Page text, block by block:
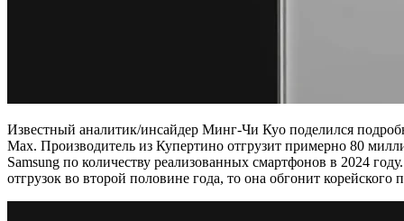
Известный аналитик/инсайдер Минг-Чи Куо поделился
Max. Производитель из Купертино отгрузит примерно 80
Samsung по количеству реализованных смартфонов в 2024
отгрузок во второй половине года, то она обгонит корейского